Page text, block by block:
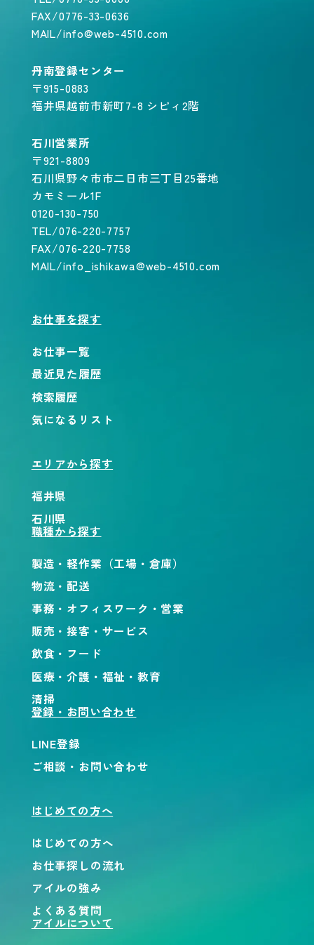
FAX/0776-33-0636
MAIL/info@web-4510.com
丹南登録センター
〒915-0883
福井県越前市新町7-8 シピィ2階
石川営業所
〒921-8809
石川県野々市市二日市三丁目25番地
カモミール1F
0120-130-750
TEL/076-220-7757
FAX/076-220-7758
MAIL/info_ishikawa@web-4510.com
お仕事を探す
お仕事一覧
最近見た履歴
検索履歴
気になるリスト
エリアから探す
福井県
石川県
職種から探す
製造・軽作業（工場・倉庫）
物流・配送
事務・オフィスワーク・営業
販売・接客・サービス
飲食・フード
医療・介護・福祉・教育
清掃
登録・お問い合わせ
LINE登録
ご相談・お問い合わせ
はじめての方へ
はじめての方へ
お仕事探しの流れ
アイルの強み
よくある質問
アイルについて